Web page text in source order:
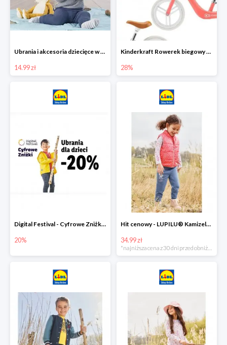
Ubrania i akcesoria dziecięce w Lidlu Online od 14,99 zł
14.99 zł
Kinderkraft Rowerek biegowy Fly
28%
Digital Festival - Cyfrowe Zniżki Ubrania dla dzieci w Lidlu -20%
20%
Hit cenowy - LUPILU® Kamizelka pikowana dziewczęca
34.99 zł